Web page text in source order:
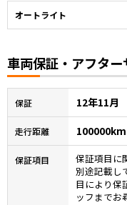
オートライト
車両保証・アフター
保証 12年11月
走行距離 100000km
保証項目
保証項目に
別途記載し
目により保
ッフまでお